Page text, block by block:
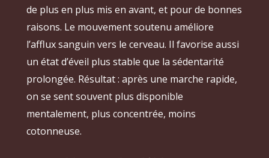
de plus en plus mis en avant, et pour de bonnes
raisons. Le mouvement soutenu améliore
l’afflux sanguin vers le cerveau. Il favorise aussi
un état d’éveil plus stable que la sédentarité
prolongée. Résultat : après une marche rapide,
on se sent souvent plus disponible
mentalement, plus concentrée, moins
cotonneuse.